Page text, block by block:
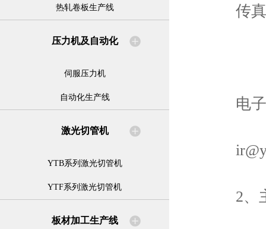
热轧卷板生产线
压力机及自动化
伺服压力机
自动化生产线
激光切管机
YTB系列激光切管机
YTF系列激光切管机
板材加工生产线
传真
电子
2、主